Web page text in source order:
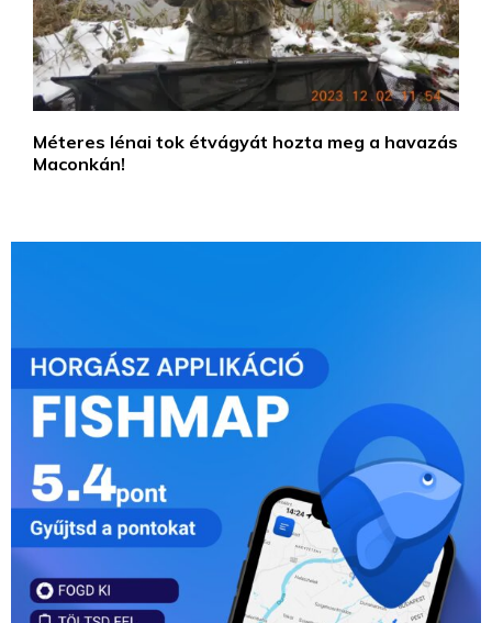
Méteres lénai tok étvágyát hozta meg a havazás
Maconkán!